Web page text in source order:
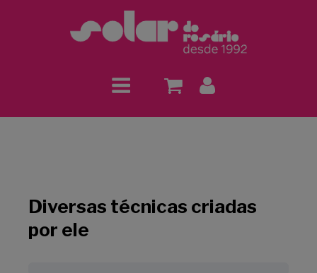
Diversas técnicas criadas
por ele